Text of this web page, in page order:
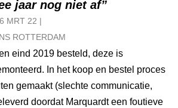
jaar nog niet af”
MRT 22 |
ROTTERDAM
eind 2019 besteld, deze is
In het koop en bestel proces
gemaakt (slechte communicatie,
doordat Marquardt een foutieve